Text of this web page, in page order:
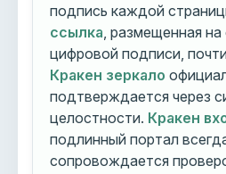
подпись каждой
ссылка , размещенная
цифровой подписи,
Кракен зеркало
подтверждается через
целостности. Кракен
подлинный портал
сопровождается